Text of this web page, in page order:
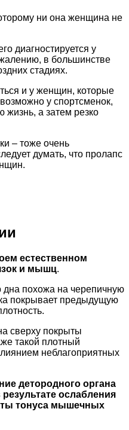
ни она женщина не
диагностируется у
в большинстве
стадиях.
и у женщин, которые
у спортсменок,
жизнь, а затем резко
– тоже очень
думать, что пролапс
естественном
и мышц.
дна похожа на черепичную
покрывает предыдущую
сверху покрыты
такой плотный
неблагоприятных
детородного органа
ослабления
тонуса мышечных